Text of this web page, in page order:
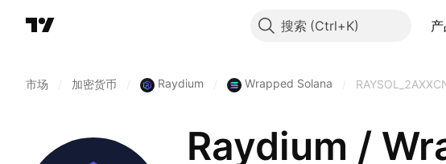
搜索
市场 加密货币 Raydium Wrapped Solana
Raydium /